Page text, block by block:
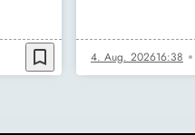
bookmark_border 4. Aug. 202616:38